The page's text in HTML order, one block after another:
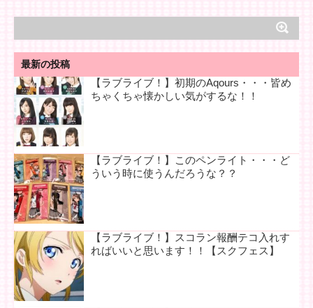
最新の投稿
【ラブライブ！】初期のAqours・・・皆め
ちゃくちゃ懐かしい気がするな！！
【ラブライブ！】このペンライト・・・ど
ういう時に使うんだろうな？？
【ラブライブ！】スコラン報酬テコ入れす
ればいいと思います！！【スクフェス】